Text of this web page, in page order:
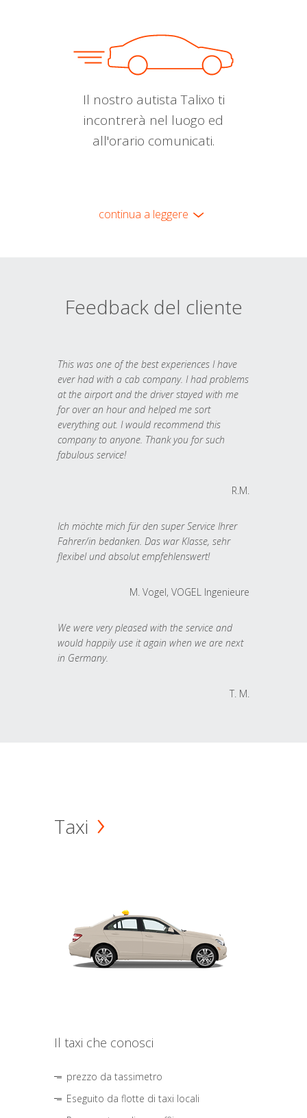
Il nostro autista Talixo ti
incontrerà nel luogo ed
all'orario comunicati.
continua a leggere
Feedback del cliente
This was one of the best experiences I have
ever had with a cab company. I had problems
at the airport and the driver stayed with me
for over an hour and helped me sort
everything out. I would recommend this
company to anyone. Thank you for such
fabulous service!
R.M.
Ich möchte mich für den super Service Ihrer
Fahrer/in bedanken. Das war Klasse, sehr
flexibel und absolut empfehlenswert!
M. Vogel, VOGEL Ingenieure
We were very pleased with the service and
would happily use it again when we are next
in Germany.
T. M.
Taxi
Il taxi che conosci
prezzo da tassimetro
Eseguito da flotte di taxi locali